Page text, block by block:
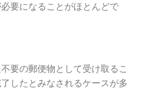
要になることがほとんどで
要の郵便物として受け取るこ
したとみなされるケースが多